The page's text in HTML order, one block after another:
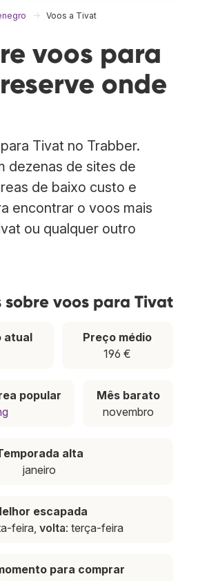
Voos a Tivat
voos para
onde
Tivat no Trabber.
dezenas de sites de
de baixo custo e
encontrar o voos mais
ou qualquer outro
sobre voos para Tivat
atual
Preço médio
196 €
popular
Mês barato
novembro
alta
janeiro
escapada
feira, volta: terça-feira
para comprar